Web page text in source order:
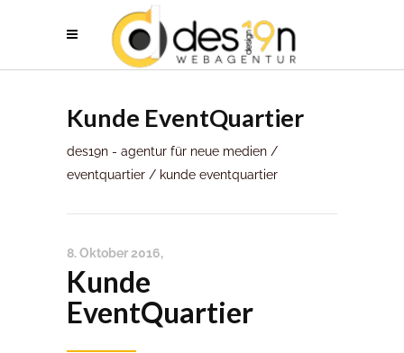
Kunde EventQuartier
des19n - agentur für neue medien /
eventquartier / kunde eventquartier
8. Oktober 2016
Kunde
EventQuartier